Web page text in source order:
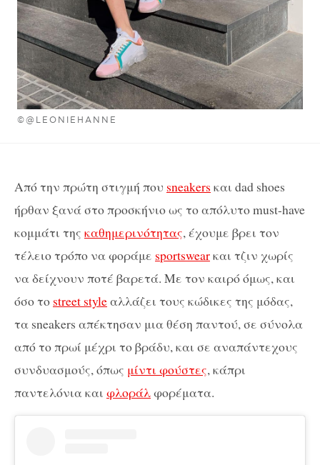
©@LEONIEHANNE
Από την πρώτη στιγμή που sneakers και dad shoes
ήρθαν ξανά στο προσκήνιο ως το απόλυτο must-have
κομμάτι της καθημερινότητας, έχουμε βρει τον
τέλειο τρόπο να φοράμε sportswearκαι τζιν χωρίς
να δείχνουν ποτέ βαρετά. Με τον καιρό όμως, και
όσο το street styleαλλάζει τους κώδικες της μόδας,
τα sneakers απέκτησαν μια θέση παντού, σε σύνολα
από το πρωί μέχρι το βράδυ, και σε αναπάντεχους
συνδυασμούς, όπως μίντι φούστες, κάπρι
παντελόνια και φλοράλφορέματα.